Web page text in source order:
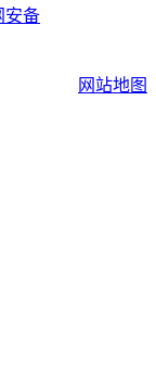
安备
网站地图